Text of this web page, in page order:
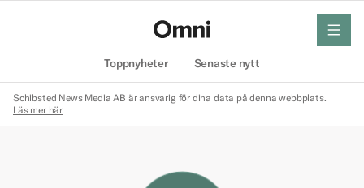
Toppnyheter Senaste nytt
meny
Schibsted News Media AB är ansvarig för dina data på denna webbplats.
Läs mer här